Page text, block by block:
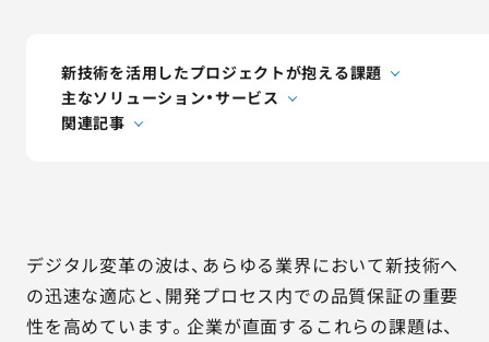
セミナー・イベント
会社情報
新技術を活用したプロジェクトが抱える課題
主なソリューション・サービス
関連記事
デジタル変革の波は、あらゆる業界において新技術へ
の迅速な適応と、開発プロセス内での品質保証の重要
性を高めています。企業が直面するこれらの課題は、